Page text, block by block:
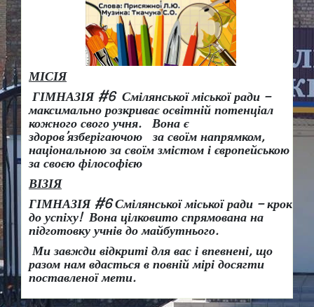
МІСІЯ
ГІМНАЗІЯ #6 Смілянської міської ради –
максимально розкриває освітній потенціал
кожного свого учня.
Вона є
здоров’язберігаючою за своїм напрямком,
національною за своїм змістом і європейською
за своєю філософією
ВІЗІЯ
ГІМНАЗІЯ #6 Смілянської міської ради – крок
до успіху! Вона цілковито спрямована на
підготовку учнів до майбутнього.
Ми завжди відкриті для вас і впевнені, що
разом нам вдасться в повній мірі досягти
поставленої мети.